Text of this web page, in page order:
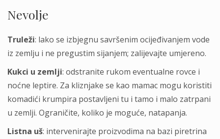
Nevolje
Truleži: lako se izbjegnu savršenim ocijeđivanjem vode
iz zemlju i ne pregustim sijanjem; zalijevajte umjereno.
Kukci u zemlji: odstranite rukom eventualne rovce i
noćne leptire. Za kliznjake se kao mamac mogu koristiti
komadići krumpira postavljeni tu i tamo i malo zatrpani
u zemlji. Ograničite, koliko je moguće, natapanja.
Listna uš: intervenirajte proizvodima na bazi piretrina